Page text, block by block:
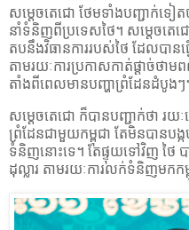
សម្តេចតេជោ ថែមទាំងបញ្ជាក់ទ
នាំទំនិញពីប្រទេស​ថៃ។ សម្តេចតេជោ
តបនឹងវិធានការរបស់ថៃ ដែលបានធ្វ
តាមរយៈការប្រកាសកាត់ផ្តាច់ថា
តាំងពីពេលមានបញ្ហាព្រំដែនដំបូងៗ
សម្តេចតេជោ ក៏បានបញ្ជាក់ថា រ
ព្រំដែនជាមួយកម្ពុជា តែមិនបានបង្
ទំនិញនោះទេ។ តែផ្ទុយទៅវិញ ថៃ
ដុល្លារ តាមរយៈការលក់ទំនិញមកក